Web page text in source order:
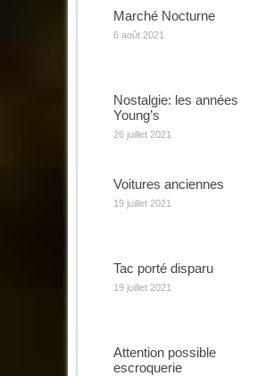
Marché Nocturne
6 août 2021
Nostalgie: les années
Young’s
26 juillet 2021
Voitures anciennes
19 juillet 2021
Tac porté disparu
19 juillet 2021
Attention possible
escroquerie